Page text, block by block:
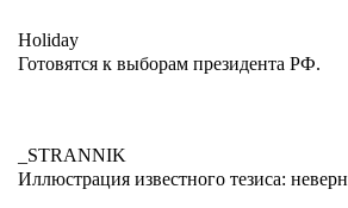
Holiday
Готовятся к выборам президента РФ.
_STRANNIK
Иллюстрация известного тезиса: